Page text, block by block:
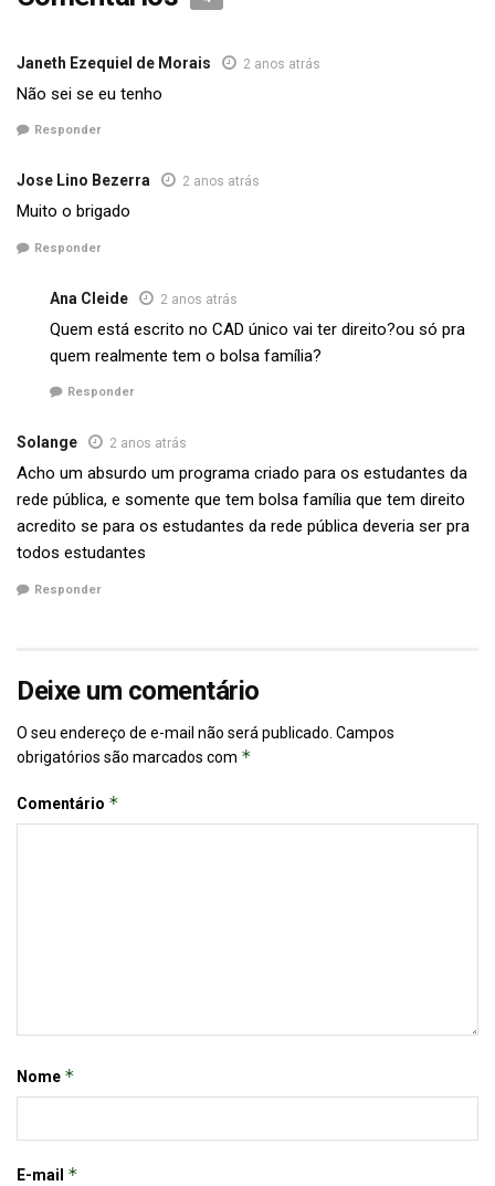
Janeth Ezequiel de Morais 2 anos atrás
Não sei se eu tenho
Responder
Jose Lino Bezerra 2 anos atrás
Muito o brigado
Responder
Ana Cleide 2 anos atrás
Quem está escrito no CAD único vai ter direito?ou só pra
quem realmente tem o bolsa família?
Responder
Solange 2 anos atrás
Acho um absurdo um programa criado para os estudantes da
rede pública, e somente que tem bolsa família que tem direito
acredito se para os estudantes da rede pública deveria ser pra
todos estudantes
Responder
Deixe um comentário
O seu endereço de e-mail não será publicado. Campos
obrigatórios são marcados com *
Comentário *
Nome *
E-mail *